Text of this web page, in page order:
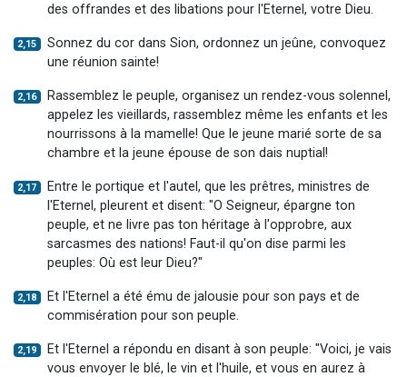
des offrandes et des libations pour l'Eternel, votre Dieu.
2,15
Sonnez du cor dans Sion, ordonnez un jeûne, convoquez
une réunion sainte!
2,16
Rassemblez le peuple, organisez un rendez-vous solennel,
appelez les vieillards, rassemblez même les enfants et les
nourrissons à la mamelle! Que le jeune marié sorte de sa
chambre et la jeune épouse de son dais nuptial!
2,17
Entre le portique et l'autel, que les prêtres, ministres de
l'Eternel, pleurent et disent: "O Seigneur, épargne ton
peuple, et ne livre pas ton héritage à l'opprobre, aux
sarcasmes des nations! Faut-il qu'on dise parmi les
peuples: Où est leur Dieu?"
2,18
Et l'Eternel a été ému de jalousie pour son pays et de
commisération pour son peuple.
2,19
Et l'Eternel a répondu en disant à son peuple: "Voici, je vais
vous envoyer le blé, le vin et l'huile, et vous en aurez à